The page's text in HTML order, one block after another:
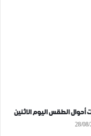
أحوال الطقس اليوم الاثنين
28/